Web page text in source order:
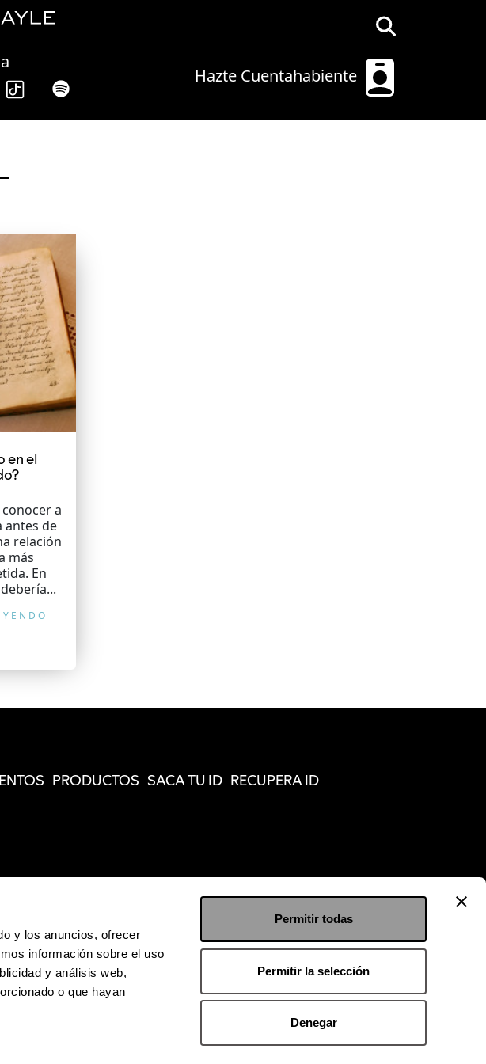
y los anuncios, ofrecer
información sobre el uso
y análisis web,
o que hayan
Permitir todas
Permitir la selección
Denegar
Hazte Cuentahabiente
en el
a
antes de
relación
más
En
PRODUCTOS SACA TU ID RECUPERA ID